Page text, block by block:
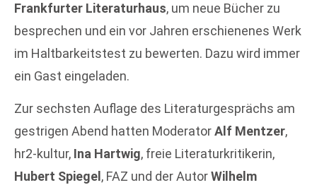
Frankfurter Literaturhaus, um neue Bücher zu
besprechen und ein vor Jahren erschienenes Werk
im Haltbarkeitstest zu bewerten. Dazu wird immer
ein Gast eingeladen.
Zur sechsten Auflage des Literaturgesprächs am
gestrigen Abend hatten ModeratorAlf Mentzer,
hr2-kultur, Ina Hartwig, freie Literaturkritikerin,
Hubert Spiegel , FAZ und der AutorWilhelm